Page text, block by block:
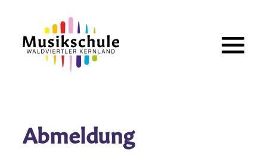
springen
Abmeldung